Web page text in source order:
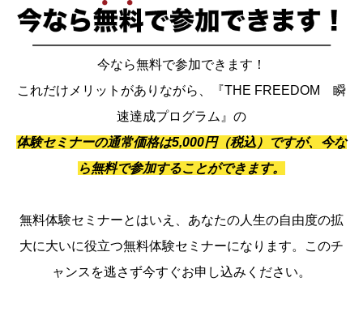
今なら無料で参加できます！
これだけメリットがありながら、『THE FREEDOM 瞬
速達成プログラム』の
体験セミナーの通常価格は5,000円（税込）ですが、今な
ら無料で参加することができます。
無料体験セミナーとはいえ、あなたの人生の自由度の拡
大に大いに役立つ無料体験セミナーになります。このチ
ャンスを逃さず今すぐお申し込みください。